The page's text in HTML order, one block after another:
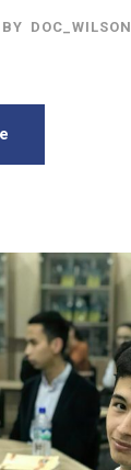
BY DOC_WILSON